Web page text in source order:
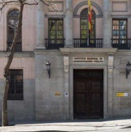
GONZÁLEZ
DIRECTORA DEL